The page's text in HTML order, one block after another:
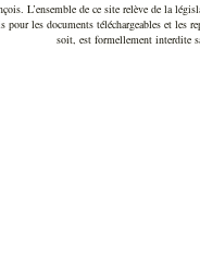
L’ensemble de ce site relève de la
pour les documents téléchargeables et les
soit, est formellement interdite